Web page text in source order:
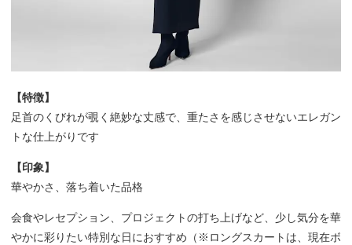
【特徴】
足首のくびれが覗く絶妙な丈感で、重たさを感じさせないエレガン
トな仕上がりです
【印象】
華やかさ、落ち着いた品格
会食やレセプション、プロジェクトの打ち上げなど、少し気分を華
やかに彩りたい特別な日におすすめ（※ロングスカートは、現在ボ